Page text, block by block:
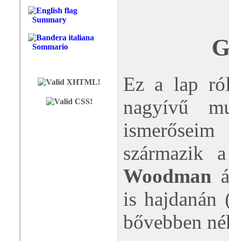
Summary
Sommario
Ez a lap
nagyívű
származik
Woodman
is
bővebben